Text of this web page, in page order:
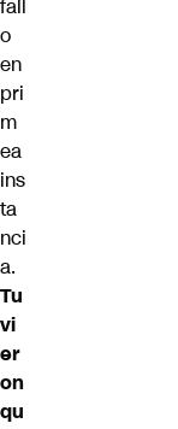
fall
o
en
pri
m
ea
ins
ta
nci
a.
Tu
vi
er
on
qu